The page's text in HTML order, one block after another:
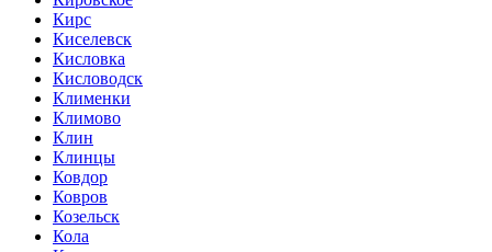
Кирс
Киселевск
Кисловка
Кисловодск
Клименки
Климово
Клин
Клинцы
Ковдор
Ковров
Козельск
Кола